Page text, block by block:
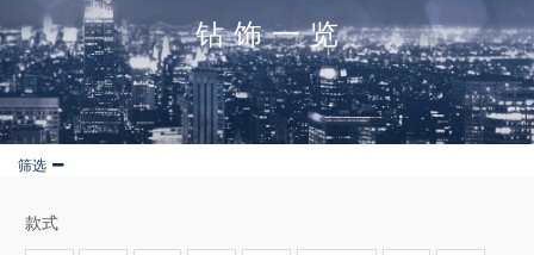
钻饰一览
筛选
款式